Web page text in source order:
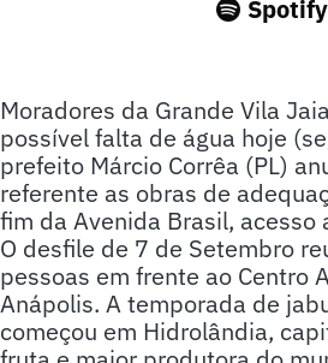
Spotify
Moradores da Grande Vila
possível falta de água hoje
prefeito Márcio Corrêa (PL)
referente as obras de
fim da Avenida Brasil, acesso
O desfile de 7 de Setembro
pessoas em frente ao Centro
Anápolis. A temporada de
começou em Hidrolândia,